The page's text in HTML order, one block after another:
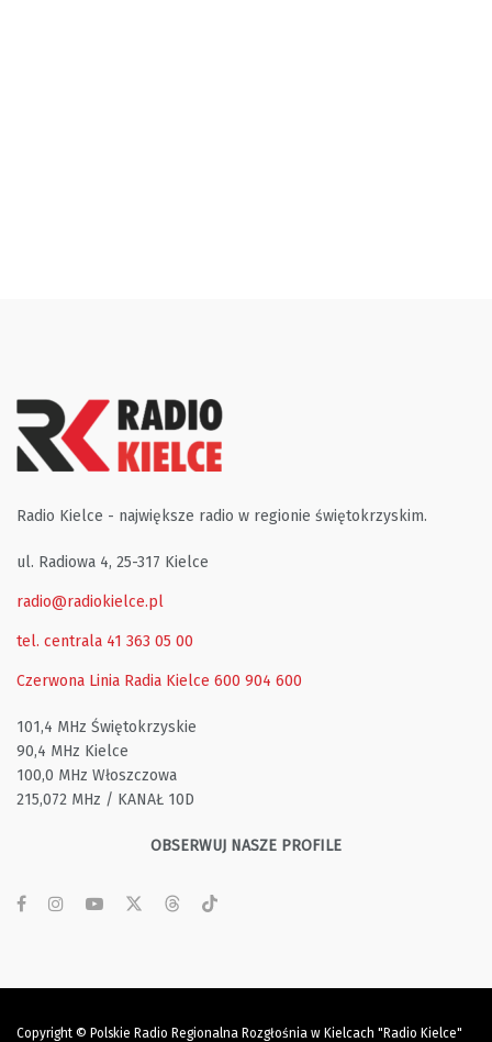
Radio Kielce - największe radio w regionie świętokrzyskim.
ul. Radiowa 4, 25-317 Kielce
radio@radiokielce.pl
tel. centrala 41 363 05 00
Czerwona Linia Radia Kielce 600 904 600
101,4 MHz Świętokrzyskie
90,4 MHz Kielce
100,0 MHz Włoszczowa
215,072 MHz / KANAŁ 10D
OBSERWUJ NASZE PROFILE
Copyright © Polskie Radio Regionalna Rozgłośnia w Kielcach "Radio Kielce"